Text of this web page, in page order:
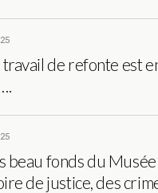
de refonte est
beau fonds du Musée
de justice, des